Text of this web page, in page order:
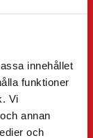
innehållet
funktioner
Vi
annan
och